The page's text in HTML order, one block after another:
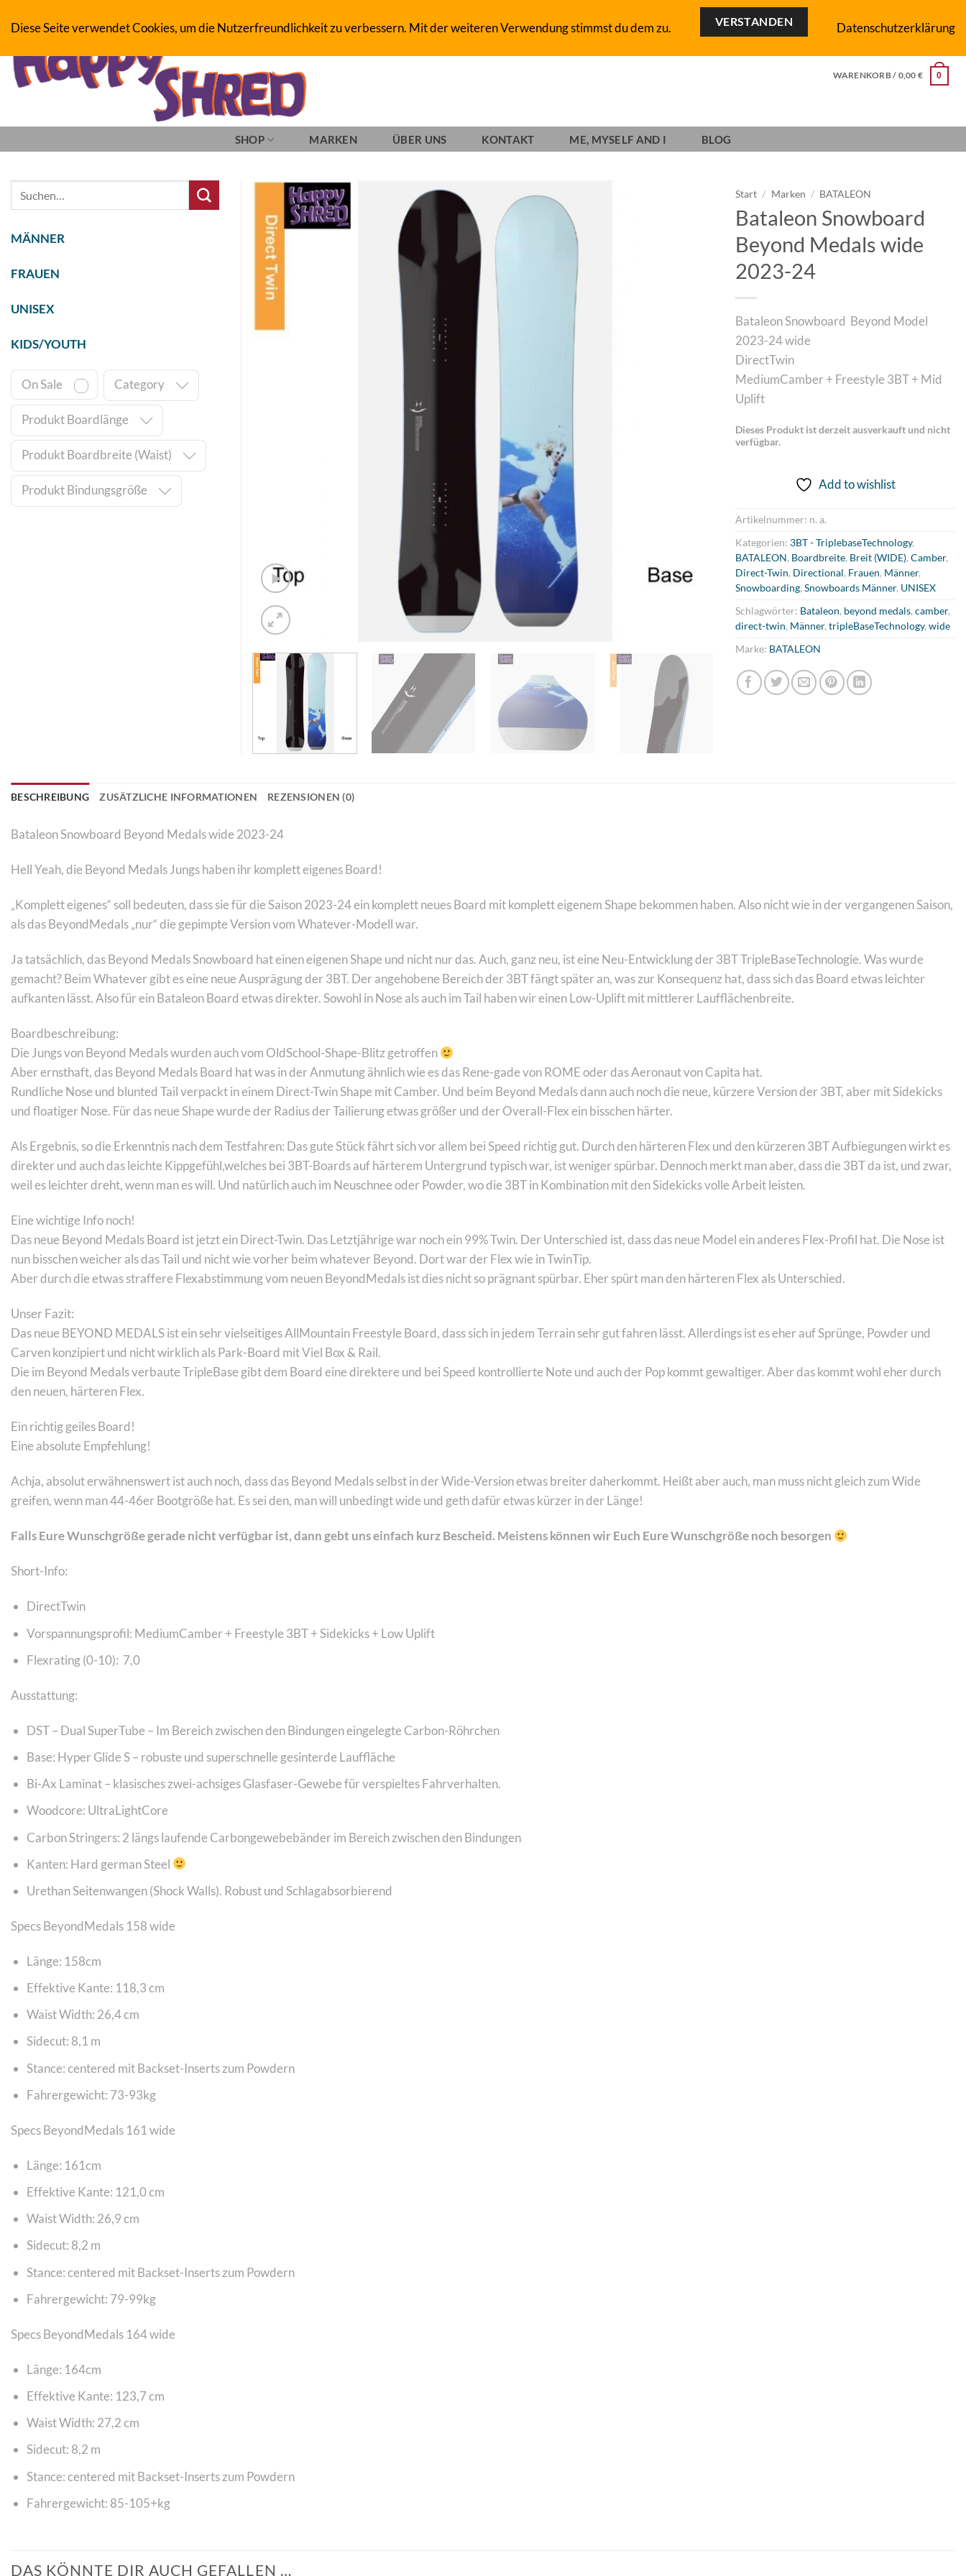
Inhalt
WARENKORB / 0,00 € 0
SHOP MARKEN ÜBER UNS KONTAKT ME, MYSELF AND I BLOG
Start / Marken / BATALEON
Bataleon Snowboard
Beyond Medals wide
2023-24
Bataleon Snowboard Beyond Model
2023-24 wide
DirectTwin
MediumCamber + Freestyle 3BT + Mid
Uplift
Dieses Produkt ist derzeit ausverkauft und nicht
verfügbar.
Add to wishlist
Artikelnummer: n. a.
Kategorien: 3BT - TriplebaseTechnology,
BATALEON, Boardbreite, Breit (WIDE), Camber,
Direct-Twin, Directional, Frauen, Männer,
Snowboarding, Snowboards Männer, UNISEX
Schlagwörter: Bataleon, beyond medals, camber,
direct-twin, Männer, tripleBaseTechnology, wide
Marke: BATALEON
MÄNNER
FRAUEN
UNISEX
KIDS/YOUTH
On Sale Category
Produkt Boardlänge
Produkt Boardbreite (Waist)
Produkt Bindungsgröße
BESCHREIBUNG ZUSÄTZLICHE INFORMATIONEN REZENSIONEN (0)
Bataleon Snowboard Beyond Medals wide 2023-24
Hell Yeah, die Beyond Medals Jungs haben ihr komplett eigenes Board!
„Komplett eigenes“ soll bedeuten, dass sie für die Saison 2023-24 ein komplett neues Board mit komplett eigenem Shape bekommen haben. Also nicht wie in der vergangenen Saison,
als das BeyondMedals „nur“ die gepimpte Version vom Whatever-Modell war.
Ja tatsächlich, das Beyond Medals Snowboard hat einen eigenen Shape und nicht nur das. Auch, ganz neu, ist eine Neu-Entwicklung der 3BT TripleBaseTechnologie. Was wurde
gemacht? Beim Whatever gibt es eine neue Ausprägung der 3BT. Der angehobene Bereich der 3BT fängt später an, was zur Konsequenz hat, dass sich das Board etwas leichter
aufkanten lässt. Also für ein Bataleon Board etwas direkter. Sowohl in Nose als auch im Tail haben wir einen Low-Uplift mit mittlerer Laufflächenbreite.
Boardbeschreibung:
Die Jungs von Beyond Medals wurden auch vom OldSchool-Shape-Blitz getroffen
Aber ernsthaft, das Beyond Medals Board hat was in der Anmutung ähnlich wie es das Rene-gade von ROME oder das Aeronaut von Capita hat.
Rundliche Nose und blunted Tail verpackt in einem Direct-Twin Shape mit Camber. Und beim Beyond Medals dann auch noch die neue, kürzere Version der 3BT, aber mit Sidekicks
und floatiger Nose. Für das neue Shape wurde der Radius der Tailierung etwas größer und der Overall-Flex ein bisschen härter.
Als Ergebnis, so die Erkenntnis nach dem Testfahren: Das gute Stück fährt sich vor allem bei Speed richtig gut. Durch den härteren Flex und den kürzeren 3BT Aufbiegungen wirkt es
direkter und auch das leichte Kippgefühl,welches bei 3BT-Boards auf härterem Untergrund typisch war, ist weniger spürbar. Dennoch merkt man aber, dass die 3BT da ist, und zwar,
weil es leichter dreht, wenn man es will. Und natürlich auch im Neuschnee oder Powder, wo die 3BT in Kombination mit den Sidekicks volle Arbeit leisten.
Eine wichtige Info noch!
Das neue Beyond Medals Board ist jetzt ein Direct-Twin. Das Letztjährige war noch ein 99% Twin. Der Unterschied ist, dass das neue Model ein anderes Flex-Profil hat. Die Nose ist
nun bisschen weicher als das Tail und nicht wie vorher beim whatever Beyond. Dort war der Flex wie in TwinTip.
Aber durch die etwas straffere Flexabstimmung vom neuen BeyondMedals ist dies nicht so prägnant spürbar. Eher spürt man den härteren Flex als Unterschied.
Unser Fazit:
Das neue BEYOND MEDALS ist ein sehr vielseitiges AllMountain Freestyle Board, dass sich in jedem Terrain sehr gut fahren lässt. Allerdings ist es eher auf Sprünge, Powder und
Carven konzipiert und nicht wirklich als Park-Board mit Viel Box & Rail.
Die im Beyond Medals verbaute TripleBase gibt dem Board eine direktere und bei Speed kontrollierte Note und auch der Pop kommt gewaltiger. Aber das kommt wohl eher durch
den neuen, härteren Flex.
Ein richtig geiles Board!
Eine absolute Empfehlung!
Achja, absolut erwähnenswert ist auch noch, dass das Beyond Medals selbst in der Wide-Version etwas breiter daherkommt. Heißt aber auch, man muss nicht gleich zum Wide
greifen, wenn man 44-46er Bootgröße hat. Es sei den, man will unbedingt wide und geth dafür etwas kürzer in der Länge!
Falls Eure Wunschgröße gerade nicht verfügbar ist, dann gebt uns einfach kurz Bescheid. Meistens können wir Euch Eure Wunschgröße noch besorgen
Short-Info:
DirectTwin
Vorspannungsprofil: MediumCamber + Freestyle 3BT + Sidekicks + Low Uplift
Flexrating (0-10): 7,0
Ausstattung:
DST – Dual SuperTube – Im Bereich zwischen den Bindungen eingelegte Carbon-Röhrchen
Base: Hyper Glide S – robuste und superschnelle gesinterde Lauffläche
Bi-Ax Laminat – klasisches zwei-achsiges Glasfaser-Gewebe für verspieltes Fahrverhalten.
Woodcore: UltraLightCore
Carbon Stringers: 2 längs laufende Carbongewebebänder im Bereich zwischen den Bindungen
Kanten: Hard german Steel
Urethan Seitenwangen (Shock Walls). Robust und Schlagabsorbierend
Specs BeyondMedals 158 wide
Länge: 158cm
Effektive Kante: 118,3 cm
Waist Width: 26,4 cm
Sidecut: 8,1 m
Stance: centered mit Backset-Inserts zum Powdern
Fahrergewicht: 73-93kg
Specs BeyondMedals 161 wide
Länge: 161cm
Effektive Kante: 121,0 cm
Waist Width: 26,9 cm
Sidecut: 8,2 m
Stance: centered mit Backset-Inserts zum Powdern
Fahrergewicht: 79-99kg
Specs BeyondMedals 164 wide
Länge: 164cm
Effektive Kante: 123,7 cm
Waist Width: 27,2 cm
Sidecut: 8,2 m
Stance: centered mit Backset-Inserts zum Powdern
Fahrergewicht: 85-105+kg
DAS KÖNNTE DIR AUCH GEFALLEN …
Diese Seite verwendet Cookies, um die Nutzerfreundlichkeit zu verbessern. Mit der weiteren Verwendung stimmst du dem zu. VERSTANDEN Datenschutzerklärung